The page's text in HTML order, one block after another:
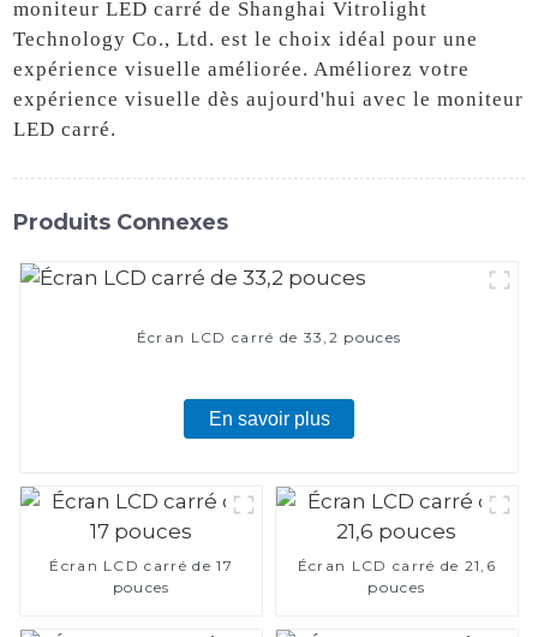
moniteur LED carré de Shanghai Vitrolight
Technology Co., Ltd. est le choix idéal pour une
expérience visuelle améliorée. Améliorez votre
expérience visuelle dès aujourd'hui avec le moniteur
LED carré.
Produits Connexes
Écran LCD carré de 33,2 pouces
En savoir plus
Écran LCD carré de 17
pouces
Écran LCD carré de 21,6
pouces